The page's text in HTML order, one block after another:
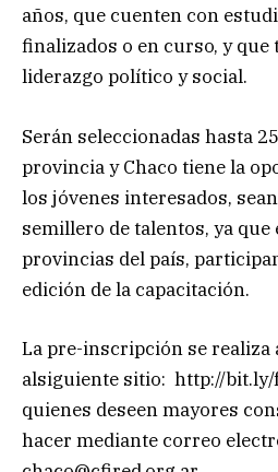
años, que cuenten con
finalizados o en curso, y que
liderazgo político y social.
Serán seleccionadas hasta
provincia y Chaco tiene la
los jóvenes interesados,
semillero de talentos, ya que
provincias del país,
edición de la capacitación.
La pre-inscripción se realiza
alsiguiente sitio: http://
quienes deseen mayores
hacer mediante correo